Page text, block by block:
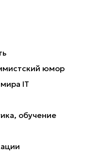
юмор
IT
обучение